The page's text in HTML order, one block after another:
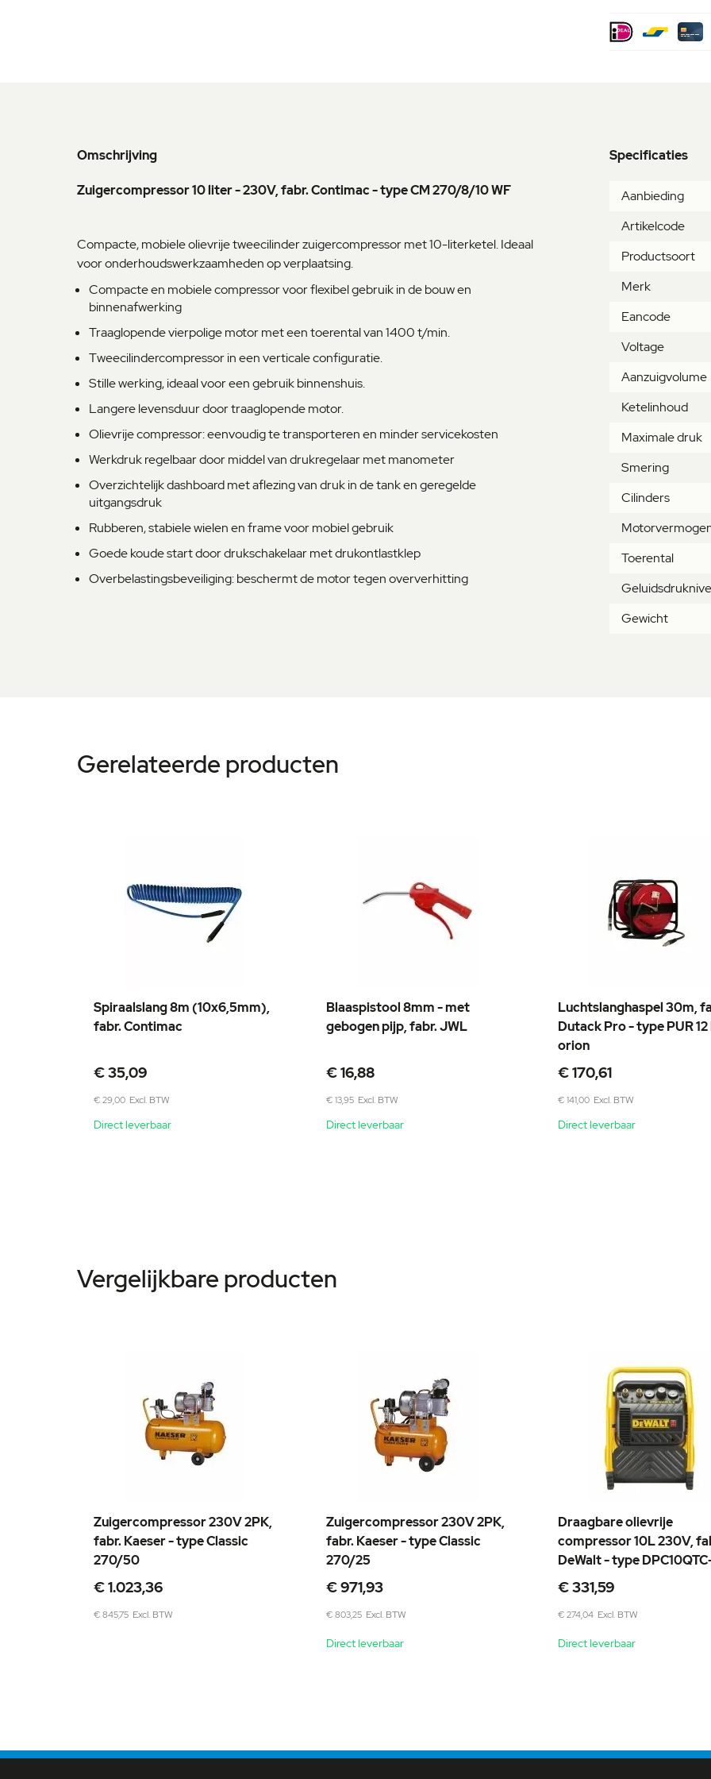
Omschrijving
Zuigercompressor 10 liter - 230V, fabr. Contimac - type CM 270/8/10 WF
Compacte, mobiele olievrije tweecilinder zuigercompressor met 10-literketel. Ideaal
voor onderhoudswerkzaamheden op verplaatsing.
Compacte en mobiele compressor voor flexibel gebruik in de bouw en
binnenafwerking
Traaglopende vierpolige motor met een toerental van 1400 t/min.
Tweecilindercompressor in een verticale configuratie.
Stille werking, ideaal voor een gebruik binnenshuis.
Langere levensduur door traaglopende motor.
Olievrije compressor: eenvoudig te transporteren en minder servicekosten
Werkdruk regelbaar door middel van drukregelaar met manometer
Overzichtelijk dashboard met aflezing van druk in de tank en geregelde
uitgangsdruk
Rubberen, stabiele wielen en frame voor mobiel gebruik
Goede koude start door drukschakelaar met drukontlastklep
Overbelastingsbeveiliging: beschermt de motor tegen oververhitting
Specificaties
Meer
Aanbieding
Artikelcode
Productsoort
Merk
Eancode
Voltage
Aanzuigvolume
Ketelinhoud
Maximale druk
Smering
Cilinders
Toerental
Gewicht
Gerelateerde producten
Spiraalslang 8m (10x6,5mm),
fabr. Contimac
€ 35,09
€ 29,00
Direct leverbaar
winkelwagen
Blaaspistool 8mm - met
gebogen pijp, fabr. JWL
€ 16,88
€ 13,95
Direct leverbaar
winkelwagen
Luchtslanghaspel 30m,
Dutack Pro - type PUR
orion
€ 170,61
€ 141,00
Direct leverbaar
winkelwagen
Vergelijkbare producten
Zuigercompressor 230V 2PK,
fabr. Kaeser - type Classic
270/50
Speciale
prijs
€ 1.023,36
€ 845,75
Zuigercompressor 230V 2PK,
fabr. Kaeser - type Classic
270/25
Speciale
prijs
€ 971,93
€ 803,25
Direct leverbaar
Draagbare olievrije
compressor 10L 230V,
DeWalt - type
Speciale
prijs
€ 331,59
€ 274,04
Direct leverbaar